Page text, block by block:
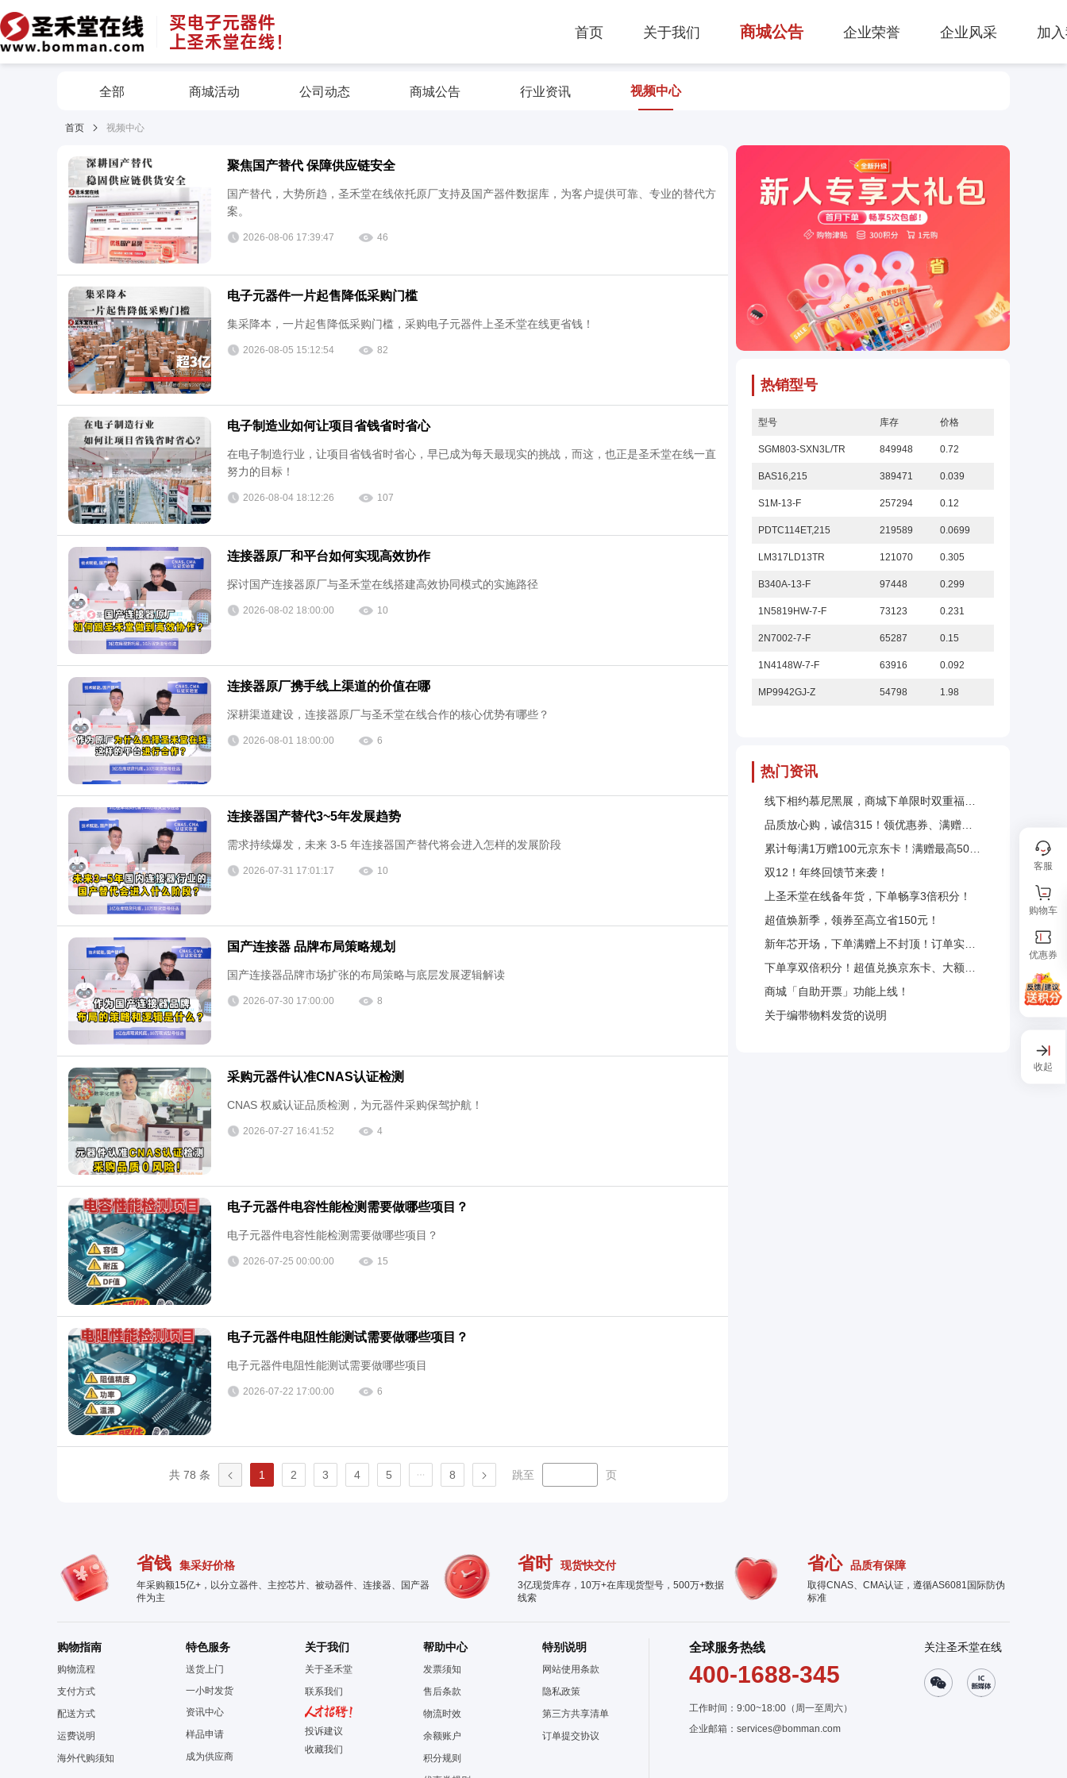
首页 关于我们 商城公告 企业荣誉 企业风采 加
全部 商城活动 公司动态 商城公告 行业资讯 视频中心
首页 视频中心
聚焦国产替代 保障供应链安全
国产替代，大势所趋，圣禾堂在线依托原厂支持及国产器件数据库，为客户提供可靠、专业的替代方
案。
2026-08-06 17:39:47 46
电子元器件一片起售降低采购门槛
集采降本，一片起售降低采购门槛，采购电子元器件上圣禾堂在线更省钱！
2026-08-05 15:12:54 82
电子制造业如何让项目省钱省时省心
在电子制造行业，让项目省钱省时省心，早已成为每天最现实的挑战，而这，也正是圣禾堂在线一直
努力的目标！
2026-08-04 18:12:26 107
连接器原厂和平台如何实现高效协作
探讨国产连接器原厂与圣禾堂在线搭建高效协同模式的实施路径
2026-08-02 18:00:00 10
连接器原厂携手线上渠道的价值在哪
深耕渠道建设，连接器原厂与圣禾堂在线合作的核心优势有哪些？
2026-08-01 18:00:00 6
连接器国产替代3~5年发展趋势
需求持续爆发，未来 3-5 年连接器国产替代将会进入怎样的发展阶段
2026-07-31 17:01:17 10
国产连接器 品牌布局策略规划
国产连接器品牌市场扩张的布局策略与底层发展逻辑解读
2026-07-30 17:00:00 8
采购元器件认准CNAS认证检测
CNAS 权威认证品质检测，为元器件采购保驾护航！
2026-07-27 16:41:52 4
电子元器件电容性能检测需要做哪些项目？
电子元器件电容性能检测需要做哪些项目？
2026-07-25 00:00:00 15
电子元器件电阻性能测试需要做哪些项目？
电子元器件电阻性能测试需要做哪些项目
2026-07-22 17:00:00 6
共 78 条 1 2 3 4 5 8 跳至 页
热销型号
型号 库存 价格
SGM803-SXN3L/TR 849948 0.72
BAS16,215 389471 0.039
S1M-13-F 257294 0.12
PDTC114ET,215 219589 0.0699
LM317LD13TR 121070 0.305
B340A-13-F 97448 0.299
1N5819HW-7-F 73123 0.231
2N7002-7-F 65287 0.15
1N4148W-7-F 63916 0.092
MP9942GJ-Z 54798 1.98
热门资讯
双12！年终回馈节来袭！
上圣禾堂在线备年货，下单畅享3倍积分！
超值焕新季，领券至高立省150元！
商城「自助开票」功能上线！
关于编带物料发货的说明
省钱 集采好价格
年采购额15亿+，以分立器件、主控芯片、被动器件、连接器、国产器
件为主
省时 现货快交付
3亿现货库存，10万+在库现货型号，500万+数据
线索
省心 品质有保障
取得CNAS、CMA认证，遵循AS6081国际防伪
标准
购物指南
购物流程
支付方式
配送方式
运费说明
海外代购须知
特色服务
送货上门
一小时发货
资讯中心
样品申请
成为供应商
关于我们
关于圣禾堂
联系我们
投诉建议
收藏我们
帮助中心
发票须知
售后条款
物流时效
余额账户
积分规则
特别说明
网站使用条款
隐私政策
第三方共享清单
订单提交协议
全球服务热线
400-1688-345
工作时间：9:00~18:00（周一至周六）
企业邮箱： services@bomman.com
关注圣禾堂在线
客服
购物车
优惠券
收起